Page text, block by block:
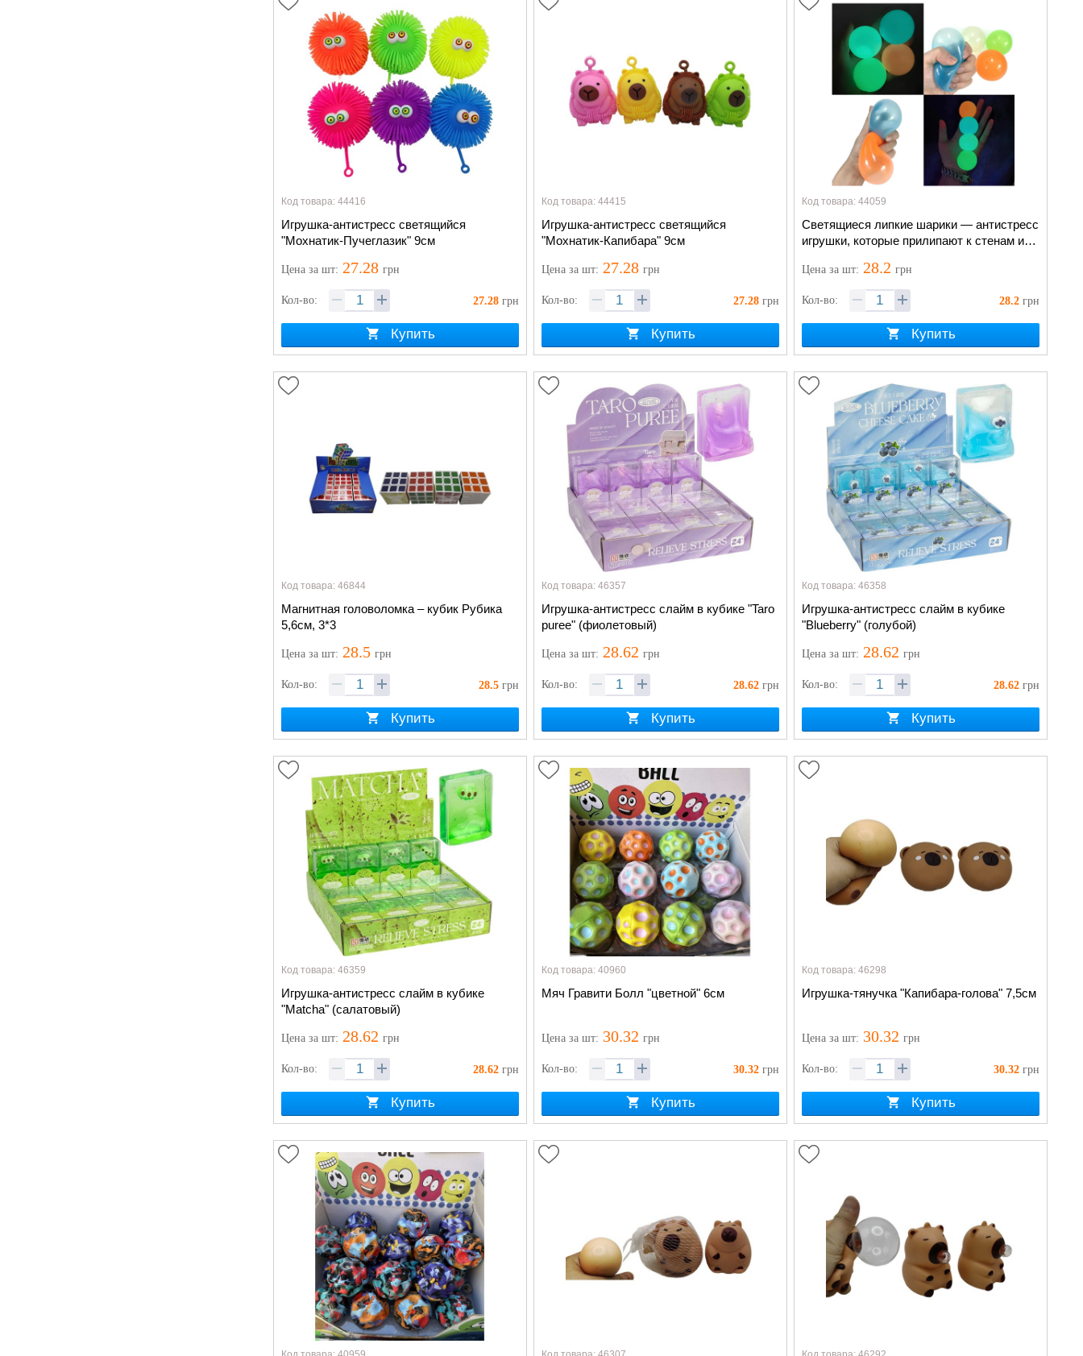
Код товара: 44416
Игрушка-антистресс светящийся
"Мохнатик-Пучеглазик" 9см
Цена за шт: 27.28 грн
Кол-во: 27.28 грн
Купить
Код товара: 44415
Игрушка-антистресс светящийся
"Мохнатик-Капибара" 9см
Ценаза шт: 27.28 грн
Кол-во: 27.28 грн
Купить
Код товара: 44059
Светящиеся липкие шарики — антистресс
игрушки, которые прилипают к стенам и
Ценаза шт: 28.2 грн
Кол-во: 28.2 грн
Купить
Код товара: 46844
Магнитная головоломка – кубик Рубика
5,6см, 3*3
Цена за шт: 28.5 грн
Кол-во: 28.5 грн
Купить
Код товара: 46357
Игрушка-антистресс слайм в кубике "Taro
puree" (фиолетовый)
Ценаза шт: 28.62 грн
Кол-во: 28.62 грн
Купить
Код товара: 46358
Игрушка-антистресс слайм в кубике
"Blueberry" (голубой)
Ценаза шт: 28.62 грн
Кол-во: 28.62 грн
Купить
Код товара: 46359
Игрушка-антистресс слайм в кубике
"Matcha" (салатовый)
Цена за шт: 28.62 грн
Кол-во: 28.62 грн
Купить
Код товара: 40960
Мяч Гравити Болл "цветной" 6см
Ценаза шт: 30.32 грн
Кол-во: 30.32 грн
Купить
Код товара: 46298
Игрушка-тянучка "Капибара-голова" 7,5см
Ценаза шт: 30.32 грн
Кол-во: 30.32 грн
Купить